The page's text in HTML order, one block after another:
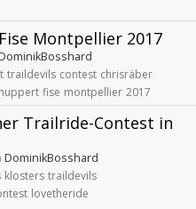
Montpellier 2017
traildevils contest chrisräber
fise montpellier 2017
Trailride-Contest in
DominikBosshard
klosters traildevils
lovetheride